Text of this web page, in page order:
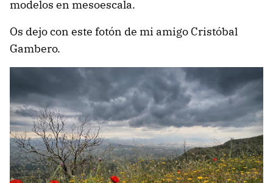
modelos en mesoescala.
Os dejo con este fotón de mi amigo Cristóbal
Gambero.